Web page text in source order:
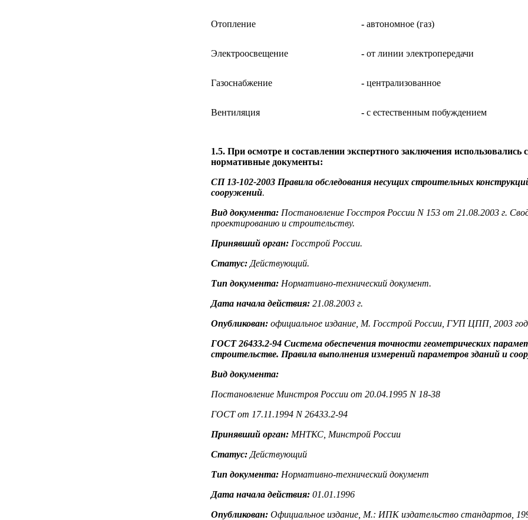
Отопление - автономное (газ)
Электроосвещение - от линии электропередачи
Газоснабжение - централизованное
Вентиляция - с естественным побуждением
1.5. При осмотре и составлении экспертного заключения использовались
нормативные документы:
СП 13-102-2003 Правила обследования несущих строительных
сооружений.
Вид документа: Постановление Госстроя России N 153 от 21.08.2003 г.
проектированию и строительству.
Принявший орган: Госстрой России.
Статус: Действующий.
Тип документа: Нормативно-технический документ.
Дата начала действия: 21.08.2003 г.
Опубликован: официальное издание, М. Госстрой России, ГУП ЦПП, 2003
ГОСТ 26433.2-94 Система обеспечения точности геометрических
строительстве. Правила выполнения измерений параметров зданий и
Вид документа:
Постановление Минстроя России от 20.04.1995 N 18-38
ГОСТ от 17.11.1994 N 26433.2-94
Принявший орган: МНТКС, Минстрой России
Статус: Действующий
Тип документа: Нормативно-технический документ
Дата начала действия: 01.01.1996
Опубликован: Официальное издание, М.: ИПК издательство стандартов,